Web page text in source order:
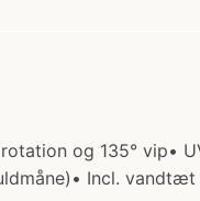
og 135° vip•
Incl.